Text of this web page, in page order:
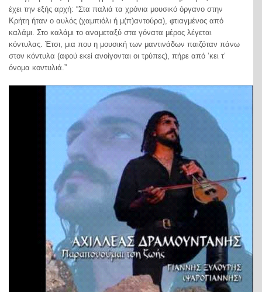
έχει την εξής αρχή: “Στα παλιά τα χρόνια μουσικό όργανο στην
Kρήτη ήταν ο αυλός (χαμπιόλι ή μ(π)αντούρα), φτιαγμένος από
καλάμι. Στο καλάμι το αναμεταξύ στα γόνατα μέρος λέγεται
κόντυλας. Έτσι, μια που η μουσική των μαντινάδων παιζόταν πάνω
στον κόντυλα (αφού εκεί ανοίγονται οι τρύπες), πήρε από ’κει τ’
όνομα κοντυλιά.”